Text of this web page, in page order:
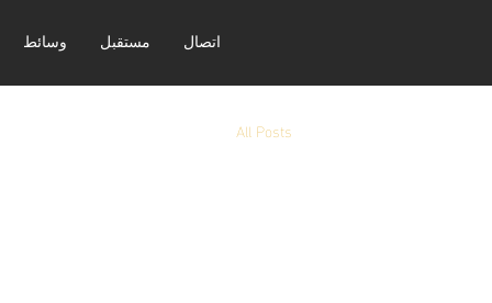
وسائط مستقبل اتصال
All Posts